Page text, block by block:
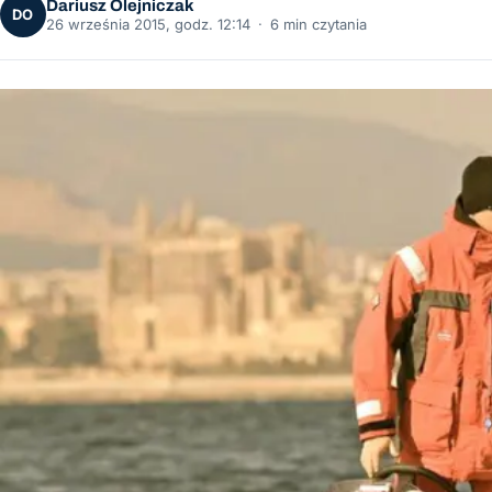
DO
Dariusz Olejniczak
26 września 2015, godz. 12:14 · 6 min czytania